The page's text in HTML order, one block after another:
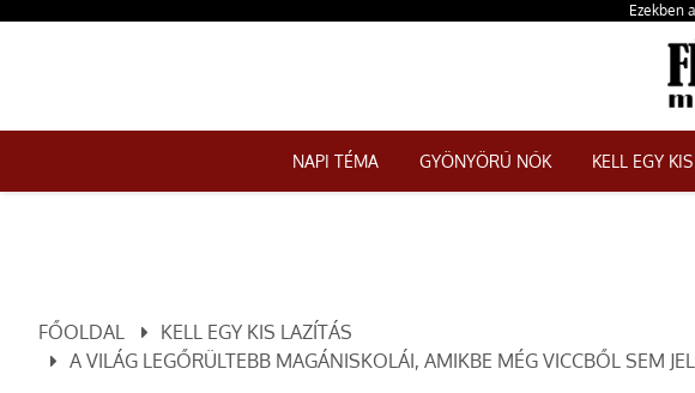
Ezekben
NAPI TÉMA GYÖNYÖRŰ NŐK KELL EGY
FŐOLDAL
KELL EGY KIS LAZÍTÁS
A VILÁG LEGŐRÜLTEBB MAGÁNISKOLÁI, AMIKBE MÉG VICCBŐL SEM